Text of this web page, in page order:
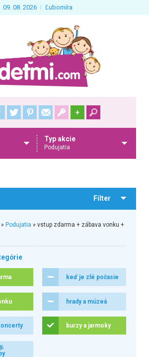
09. 08. 2026 Ľubomíra
+
Typ akcie
Podujatia
Filter
» Podujatia » vstup zdarma + zábava vonku +
keď je zlé počasie
hrady a múzeá
burzy a jarmoky